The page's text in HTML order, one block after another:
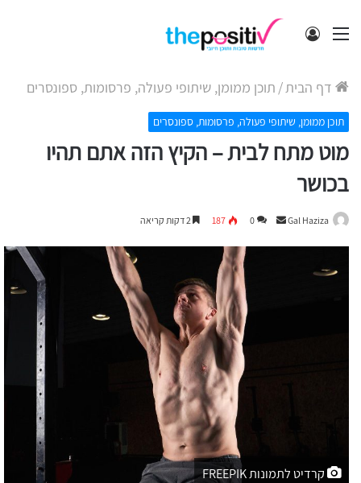
תפריט התחבר
דף הבית/ תוכן ממומן, שיתופי פעולה, פרסומות, ספונסרים
תוכן ממומן, שיתופי פעולה, פרסומות, ספונסרים
מוט מתח לבית – הקיץ הזה אתם תהיו
בכושר
Gal Haziza
Send
0
187
קרדיט לתמונות FREEPIK